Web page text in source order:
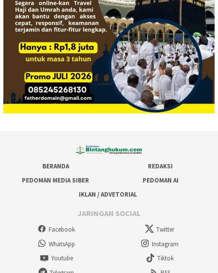
BERANDA
REDAKSI
PEDOMAN MEDIA SIBER
PEDOMAN AI
IKLAN / ADVETORIAL
JARINGAN SOCIAL
Facebook
Twitter
WhatsApp
Instagram
Youtube
Tiktok